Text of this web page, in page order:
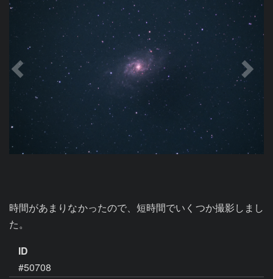
時間があまりなかったので、短時間でいくつか撮影しまし
た。
ID
#50708